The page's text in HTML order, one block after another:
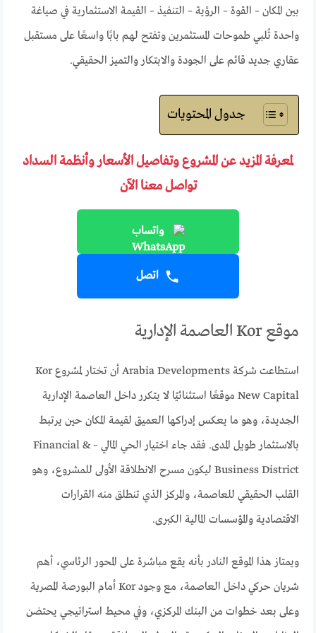
بين المكان – القوة – الرؤية – التنفيذ – القيمة الاستثمارية في صياغة
واحدة تُلبي طموحات المستثمرين وتفتح لهم بابًا واسعًا على مستقبل
عقاري جديد قائم على الجودة والابتكار والتميز الحقيقي.
جدول المحتويات
لمعرفة المزيد عن المشروع وتفاصيل الأسعار وأنظمة السداد
تواصل معنا الآن
واتساب
اتصل
موقع Kor العاصمة الإدارية
استطاعت شركة Arabia Developments أن تختار لمشروع Kor
New Capital موقعًا استثنائيًا لا يتكرر داخل العاصمة الإدارية
الجديدة، وهو ما يعكس إدراكها العميق لقيمة المكان حين يرتبط
بالاستثمار طويل المدى. فقد جاء اختيار الحي المالي – Financial &
Business District ليكون مسرح الانطلاقة الأولى للمشروع، وهو
القلب الحقيقي للعاصمة، والمركز الذي تنطلق منه القرارات
الاقتصادية والمؤسسات المالية الكبرى.
ويمتاز هذا الموقع النادر بأنه يقع مباشرة على المحور الرئاسي، أهم
شريان حركي داخل العاصمة، مع وجود Kor أمام البورصة المصرية
وعلى بعد خطوات من البنك المركزي، وفي محيط استراتيجي يحتضن